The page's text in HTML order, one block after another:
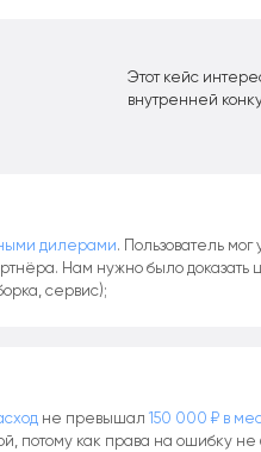
Этот кейс
внутренней
дилерами. Пользователь
Нам нужно было доказать
сервис);
не превышал 150 000 ₽ в
потому как права на ошибку не